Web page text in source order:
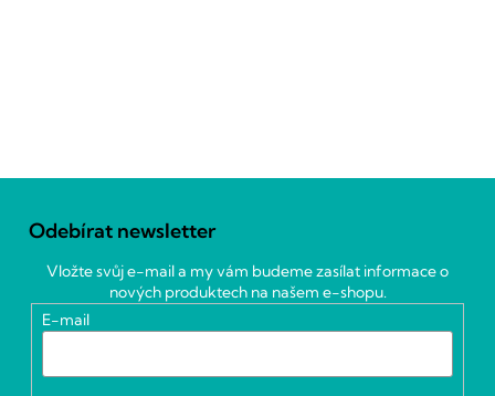
Odebírat newsletter
Vložte svůj e-mail a my vám budeme zasílat informace o
nových produktech na našem e-shopu.
E-mail